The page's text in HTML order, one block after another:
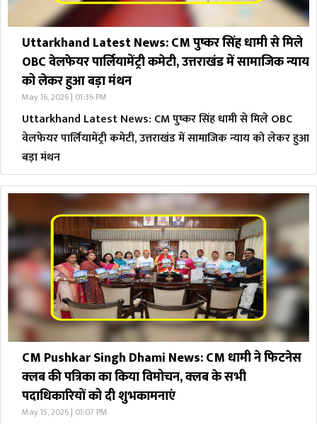
Uttarkhand Latest News: CM पुष्कर सिंह धामी से मिले
OBC वेलफेयर पार्लियामेंट्री कमेटी, उत्तराखंड में सामाजिक न्याय
को लेकर हुआ बड़ा मंथन
May 16, 2026 | 01:36 PM
Uttarkhand Latest News: CM पुष्कर सिंह धामी से मिले OBC
वेलफेयर पार्लियामेंट्री कमेटी, उत्तराखंड में सामाजिक न्याय को लेकर हुआ
बड़ा मंथन
CM Pushkar Singh Dhami News: CM धामी ने फिटनेस
क्लब की पत्रिका का किया विमोचन, क्लब के सभी
पदाधिकारियों को दी शुभकामनाएं
May 15, 2026 | 01:07 PM